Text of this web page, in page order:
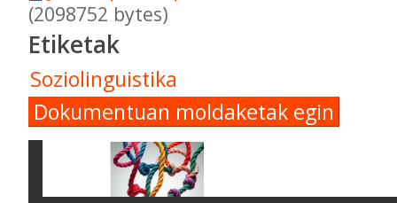
(2098752 bytes)
Etiketak
Soziolinguistika
Dokumentuan moldaketak egin